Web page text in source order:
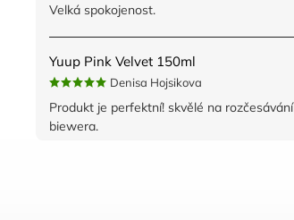
Velká spokojenost.
Yuup Pink Velvet 150ml
Denisa Hojsikova
Produkt je perfektní! skvělé na rozčesávání
biewera.